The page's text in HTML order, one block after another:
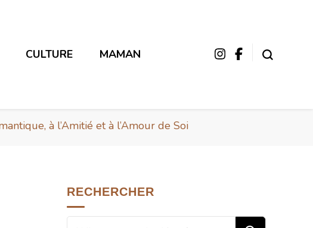
CULTURE MAMAN
à l’Amitié et à l’Amour de Soi
RECHERCHER